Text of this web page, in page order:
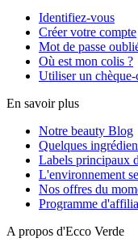
Identifiez-vous
Créer votre compte
Mot de passe
Où est mon colis ?
Utiliser un chèque-
En savoir plus
Notre beauty Blog
Quelques
Labels principaux
L'environnement
Nos offres du
Programme
A propos d'Ecco Verde